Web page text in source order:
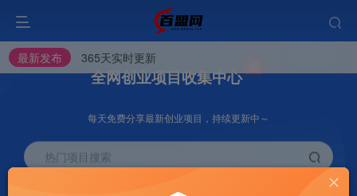
全网创业项目收集中心
每天免费分享最新创业项目，持续更新中～
热门项目搜索
最新发布 365天实时更新